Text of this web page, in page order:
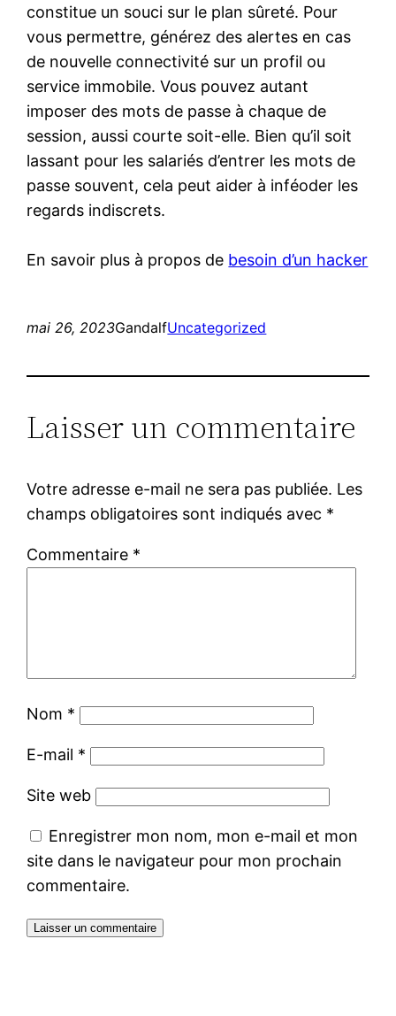
constitue un souci sur le plan sûreté. Pour
vous permettre, générez des alertes en cas
de nouvelle connectivité sur un profil ou
service immobile. Vous pouvez autant
imposer des mots de passe à chaque de
session, aussi courte soit-elle. Bien qu’il soit
lassant pour les salariés d’entrer les mots de
passe souvent, cela peut aider à inféoder les
regards indiscrets.
En savoir plus à propos de besoin d’un hacker
mai 26, 2023GandalfUncategorized
Laisser un commentaire
Votre adresse e-mail ne sera pas publiée. Les
champs obligatoires sont indiqués avec *
Commentaire *
Nom *
E-mail *
Site web
Enregistrer mon nom, mon e-mail et mon
site dans le navigateur pour mon prochain
commentaire.